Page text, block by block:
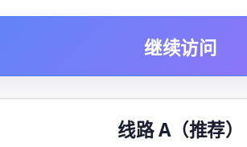
继续访问
线路 A（推荐）